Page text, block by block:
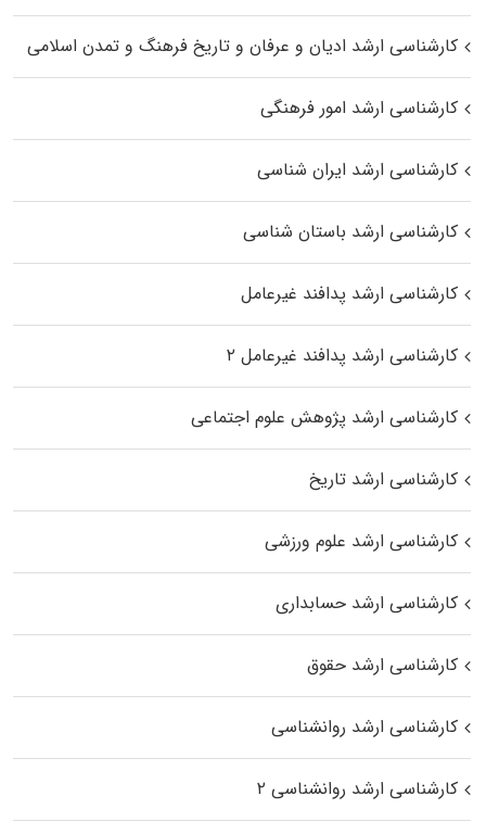
کارشناسی ارشد ادیان و عرفان و تاریخ فرهنگ و تمدن اسلامی
کارشناسی ارشد امور فرهنگی
کارشناسی ارشد ایران شناسی
کارشناسی ارشد باستان شناسی
کارشناسی ارشد پدافند غیرعامل
کارشناسی ارشد پدافند غیرعامل ۲
کارشناسی ارشد پژوهش علوم اجتماعی
کارشناسی ارشد تاریخ
کارشناسی ارشد علوم ورزشی
کارشناسی ارشد حسابداری
کارشناسی ارشد حقوق
کارشناسی ارشد روانشناسی
کارشناسی ارشد روانشناسی ۲